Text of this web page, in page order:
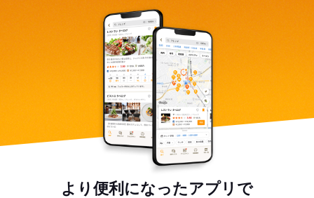
より便利になったアプリで